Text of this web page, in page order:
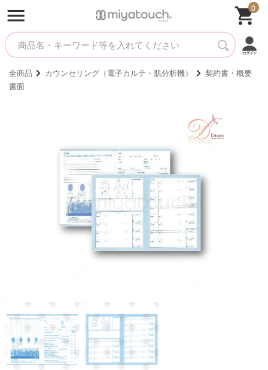
0
全商品 カウンセリング（電子カルテ・肌分析機）
契約書・概要
書面